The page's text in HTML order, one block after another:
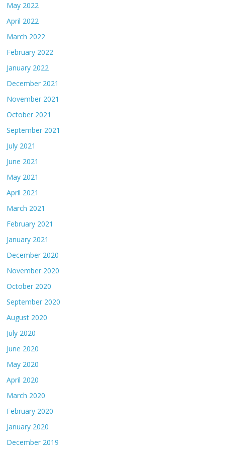
May 2022
April 2022
March 2022
February 2022
January 2022
December 2021
November 2021
October 2021
September 2021
July 2021
June 2021
May 2021
April 2021
March 2021
February 2021
January 2021
December 2020
November 2020
October 2020
September 2020
August 2020
July 2020
June 2020
May 2020
April 2020
March 2020
February 2020
January 2020
December 2019